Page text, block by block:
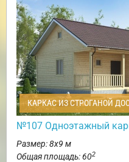
КАРКАС ИЗ СТРОГАНОЙ
№107 Одноэтажный
Размер: 8х9 м
Общая площадь: 602